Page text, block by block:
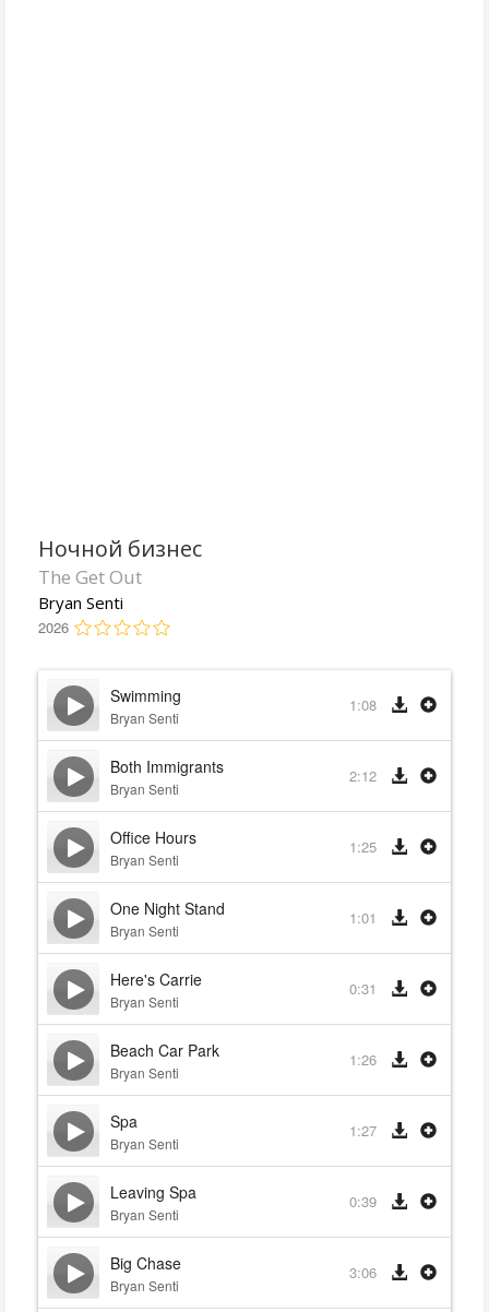
Ночной бизнес
The Get Out
Bryan Senti
2026
Swimming
Bryan Senti
1:08
Both Immigrants
Bryan Senti
2:12
Office Hours
Bryan Senti
1:25
One Night Stand
Bryan Senti
1:01
Here's Carrie
Bryan Senti
0:31
Beach Car Park
Bryan Senti
1:26
Spa
Bryan Senti
1:27
Leaving Spa
Bryan Senti
0:39
Big Chase
Bryan Senti
3:06